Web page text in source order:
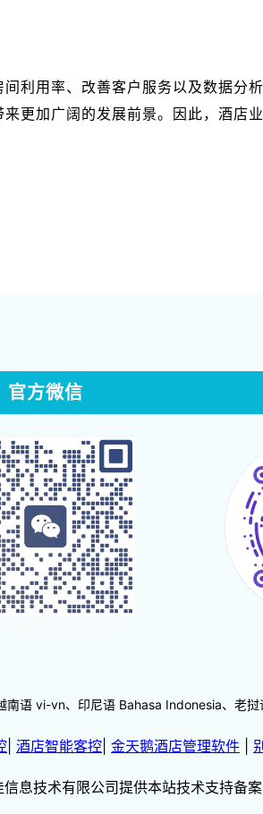
利用率、改善客户服务以及数据
更加广阔的发展前景。因此，酒
官方微信
语 vi-vn、印尼语 Bahasa Indonesia、老
酒店智能客控 金天鹅酒店管理软件
息技术有限公司提供本站技术支持备案